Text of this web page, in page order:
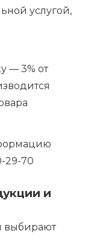
услугой,
— 3% от
29-70
и
выбирают